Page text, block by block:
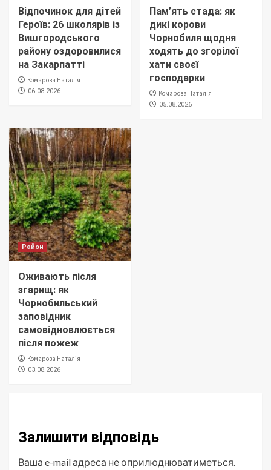
Відпочинок для дітей
Героїв: 26 школярів із
Вишгородського
району оздоровилися
на Закарпатті
Комарова Наталія
06.08.2026
Пам’ять стада: як
дикі корови
Чорнобиля щодня
ходять до згорілої
хати своєї
господарки
Комарова Наталія
05.08.2026
Район
Оживають після
згарищ: як
Чорнобильський
заповідник
самовідновлюється
після пожеж
Комарова Наталія
03.08.2026
Залишити відповідь
Ваша e-mail адреса не оприлюднюватиметься.